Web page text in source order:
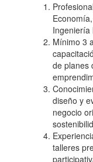
Ingeniería
Mínimo 3
de planes
diseño y
negocio
talleres